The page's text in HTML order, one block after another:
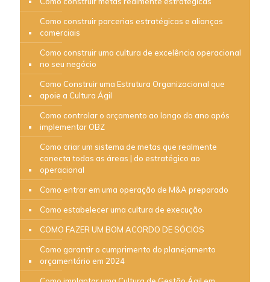
Como construir parcerias estratégicas e alianças
comerciais
Como construir uma cultura de excelência operacional
no seu negócio
Como Construir uma Estrutura Organizacional que
apoie a Cultura Ágil
Como controlar o orçamento ao longo do ano após
implementar OBZ
Como criar um sistema de metas que realmente
conecta todas as áreas | do estratégico ao
operacional
Como entrar em uma operação de M&A preparado
Como estabelecer uma cultura de execução
COMO FAZER UM BOM ACORDO DE SÓCIOS
Como garantir o cumprimento do planejamento
orçamentário em 2024